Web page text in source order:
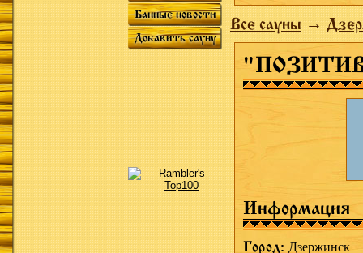
Банные новости
Добавить сауну
Все сауны→
Информация
Город: Дзержинск